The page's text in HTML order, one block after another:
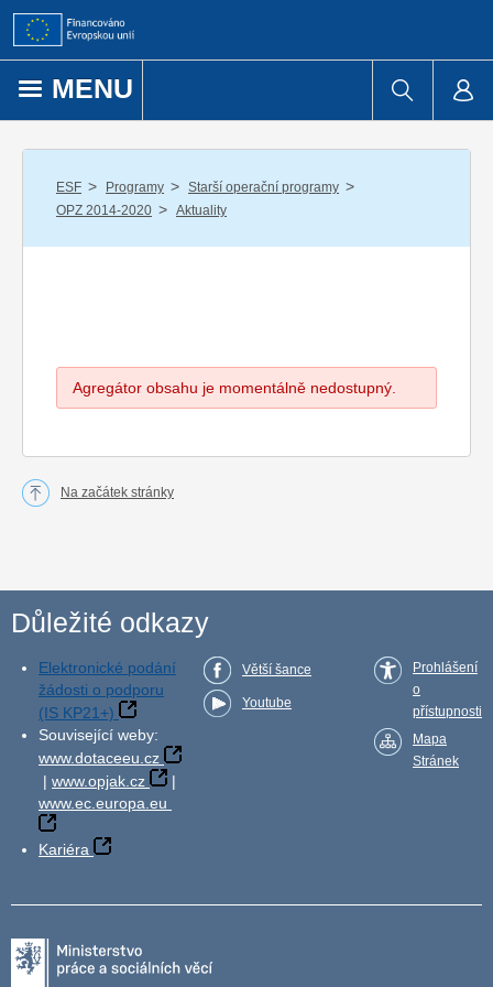
Přejít k obsahu
MENU
ESF / Programy / Starší operační programy /
OPZ 2014-2020 / Aktuality
Agregátor obsahu je momentálně nedostupný.
Na začátek stránky
Důležité odkazy
Elektronické podání
žádosti o podporu
(IS KP21+)
Související weby:
www.dotaceeu.cz
| www.opjak.cz
|
www.ec.europa.eu
Kariéra
Větší šance
Youtube
Prohlášení
o
přístupnosti
Mapa
Stránek